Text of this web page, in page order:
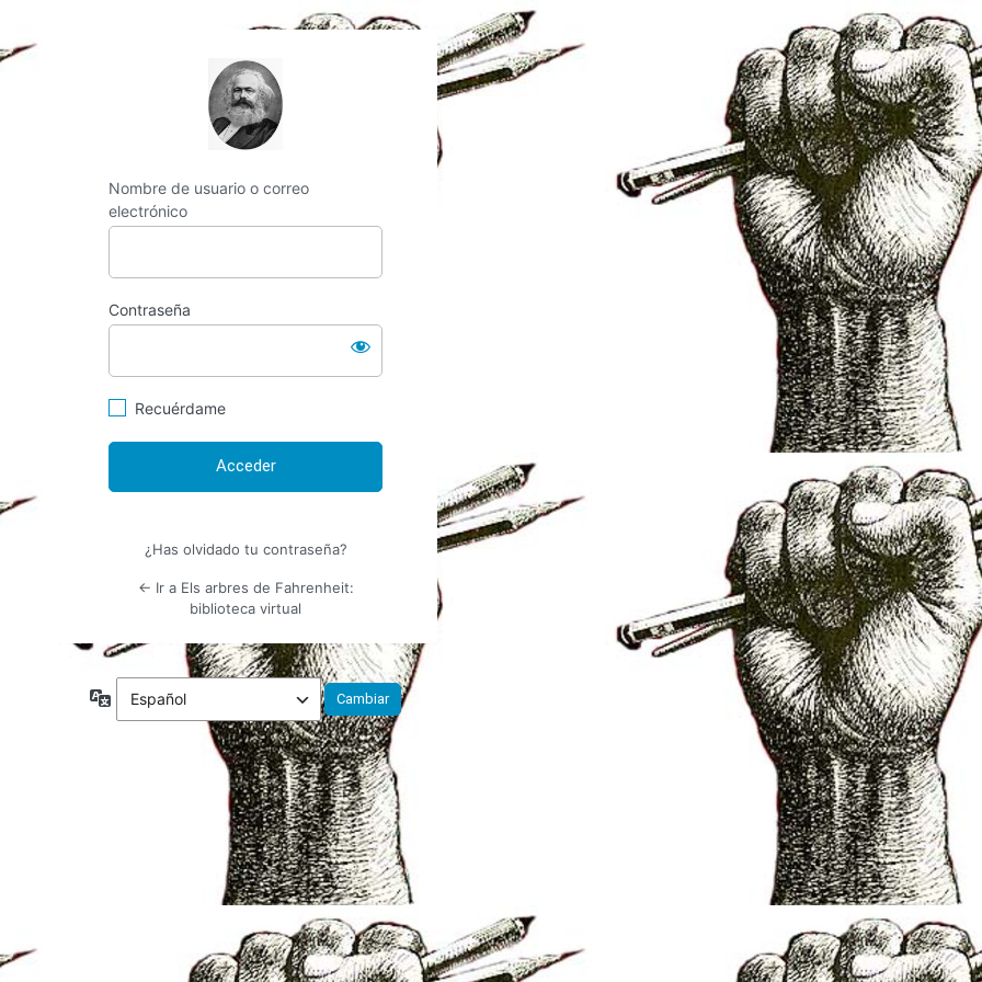
https://espai-marx.net/elsarbres
Nombre de usuario o correo
electrónico
Contraseña
Recuérdame
¿Has olvidado tu contraseña?
← Ir a Els arbres de Fahrenheit:
biblioteca virtual
Idioma